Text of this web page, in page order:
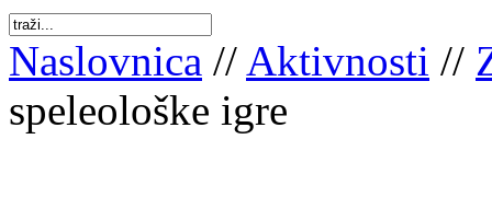
Naslovnica // Aktivnosti //
speleološke igre